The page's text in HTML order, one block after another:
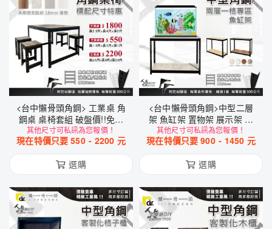
<台中懶骨頭角鋼> 工業桌 角
鋼桌 桌椅套組 破盤價!!免螺
絲角鋼架 工業桌 DIY 工業風
其他尺寸可私訊為您報價！
現在特價只要550 - 2200 元
選購
<台中懶骨頭角鋼>中型二層
架 魚缸架 置物架 展示架 收
納架 免螺絲角鋼 角鋼架 層架
工業風家具 DIY 簡易拆裝
其他尺寸可私訊為您報價！
現在特價只要900 - 1450 元
選購